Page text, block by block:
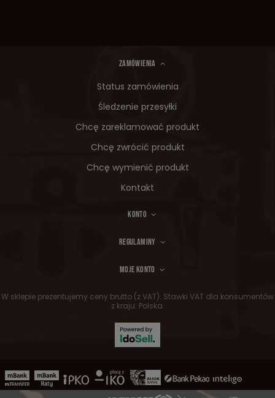
ZAMÓWIENIA
Status zamówienia
Śledzenie przesyłki
Chcę zareklamować produkt
Chcę zwrócić produkt
Chcę wymienić produkt
Kontakt
KONTO
REGULAMINY
MOJE KONTO
W sklepie prezentujemy ceny brutto (z VAT). Stawki VAT dla konsumentów
z kraju: Polska.